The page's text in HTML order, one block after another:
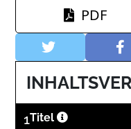
PDF
1Titel